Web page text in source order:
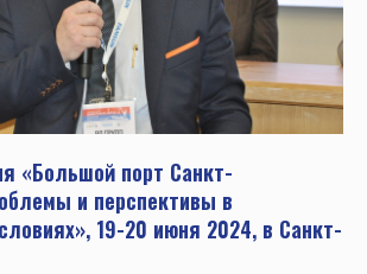
«Большой порт Санкт-
и перспективы в
19-20 июня 2024, в Санкт-